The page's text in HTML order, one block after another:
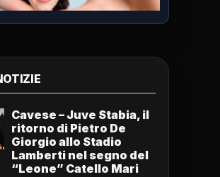
Cavese – Juve Stabia, il
ritorno di Pietro De
Giorgio allo Stadio
Lamberti nel segno del
“Leone” Catello Mari